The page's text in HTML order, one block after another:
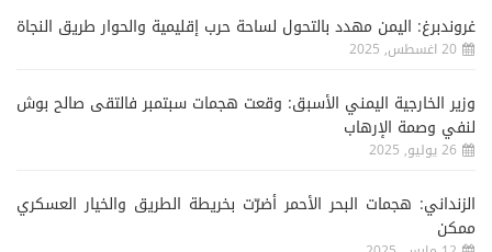
غروندبرغ: اليمن مهدد بالتحول لساحة حرب إقليمية والحوار طريق النجاة
20 اغسطس, 2025
وزير الخارجية اليمني الأسبق: وقعت هجمات سبتمبر فالتقى صالح بوش
لنفي وصمة الإرهاب
26 يوليو, 2025
الزنداني: هجمات البحر الأحمر أضرّت بخريطة الطريق والخيار العسكري
ممكن